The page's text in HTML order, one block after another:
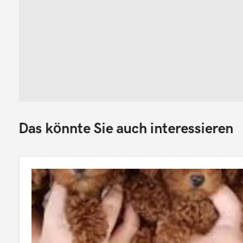
Das könnte Sie auch interessieren